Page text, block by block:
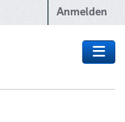
Anmelden